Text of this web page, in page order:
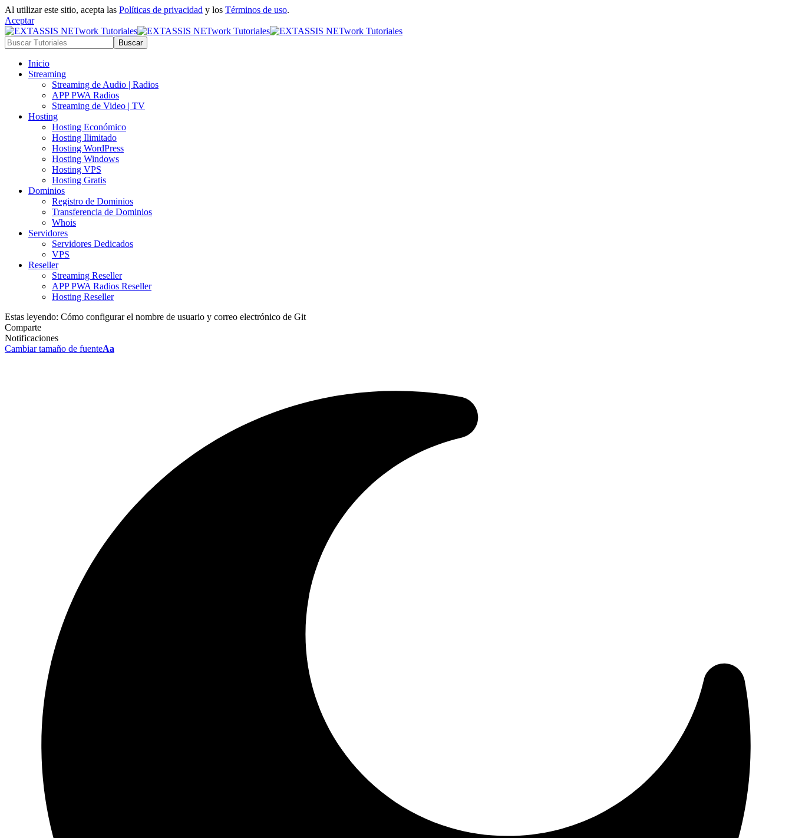
Al utilizar este sitio, acepta las Políticas de privacidad y los Términos de uso.
Aceptar
Inicio
Streaming
Streaming de Audio | Radios
APP PWA Radios
Streaming de Video | TV
Hosting
Hosting Económico
Hosting Ilimitado
Hosting WordPress
Hosting Windows
Hosting VPS
Hosting Gratis
Dominios
Registro de Dominios
Transferencia de Dominios
Whois
Servidores
Servidores Dedicados
VPS
Reseller
Streaming Reseller
APP PWA Radios Reseller
Hosting Reseller
Estas leyendo: Cómo configurar el nombre de usuario y correo electrónico de Git
Comparte
Notificaciones
Cambiar tamaño de fuenteAa